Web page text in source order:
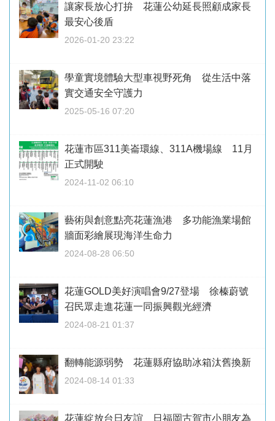
讓家長放心打拚 花蓮公幼延長照顧成家長
最安心後盾
2026-01-20 23:22
學童實境體驗大型車視野死角 從生活中落
實交通安全守護力
2025-05-16 07:20
花蓮市區311美崙環線、311A機場線 11月
正式開駛
2024-11-02 06:10
藝術與創意點亮花蓮漁港 多功能漁業場館
牆面彩繪展現海洋生命力
2024-08-28 06:50
花蓮GOLD美好演唱會9/27登場 徐榛蔚號
召民眾走進花蓮一同振興觀光經濟
2024-08-21 01:37
翻轉能源弱勢 花蓮縣府協助冰箱汰舊換新
2024-08-14 01:33
花蓮綻放台日友誼 日福岡古賀市小朋友為